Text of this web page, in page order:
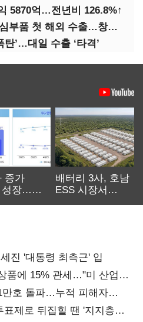
5870억…전년비 126.8%↑
두산퓨얼셀, SOFC 핵심부품 첫 해외 수출…창사 이래 최대 규모
’…대일 수출 ‘타격’
증가
성장…
배터리 3사, 호남
ESS 시장서
진 '대통령 최측근' 입
품에 15% 관세…"미 산업
만호 돌파…누적 피해자
제로 뒤집힐 땐 '지지층